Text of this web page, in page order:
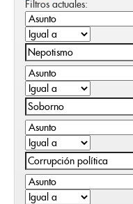
Filtros actuales: